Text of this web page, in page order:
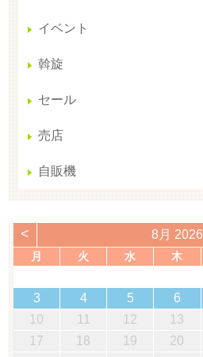
イベント
斡旋
セール
売店
自販機
< 8月 2026
月 火 水 木
3
4 5 6
10
11 12 13
17
18 19 20